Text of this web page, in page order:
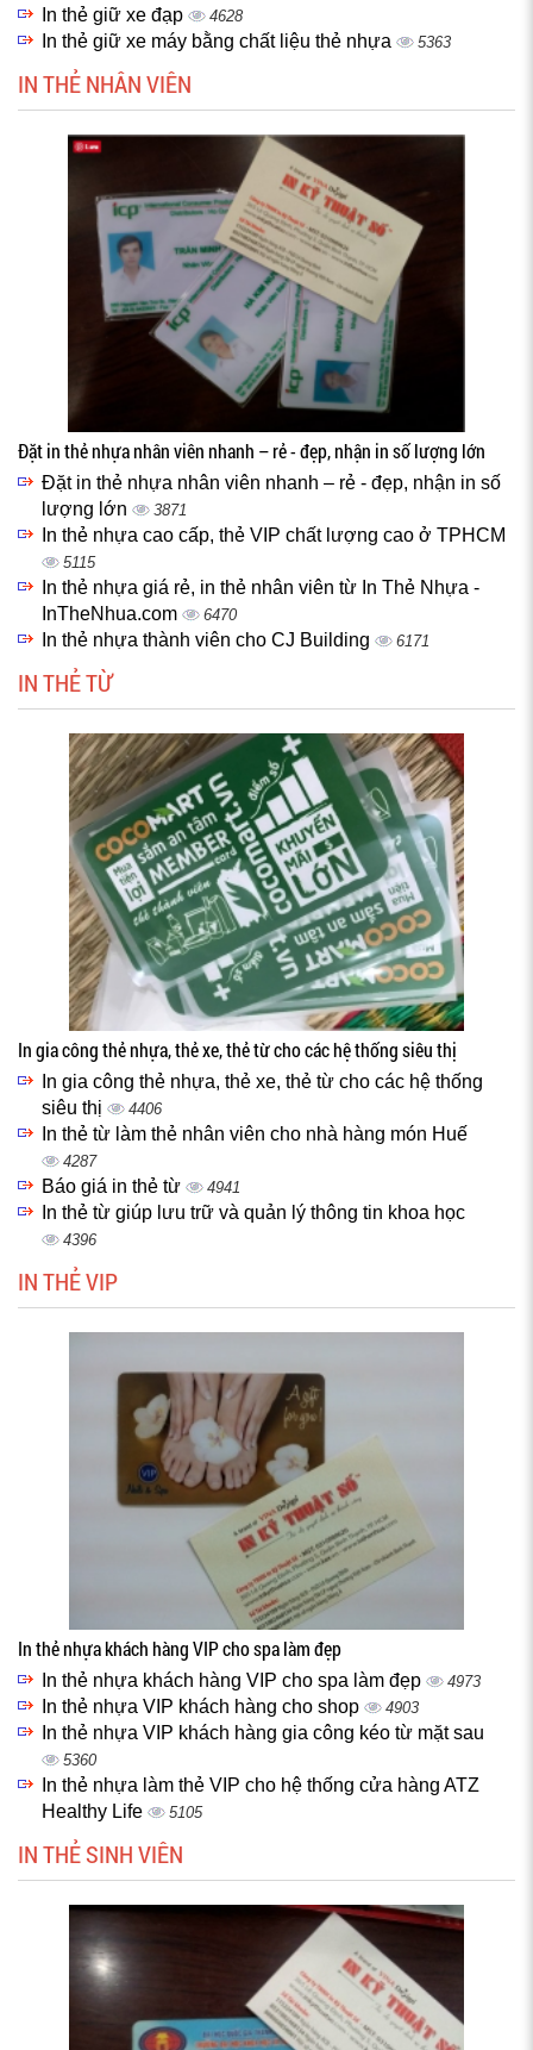
In thẻ giữ xe đạp 4628
In thẻ giữ xe máy bằng chất liệu thẻ nhựa 5363
IN THẺ NHÂN VIÊN
Đặt in thẻ nhựa nhân viên nhanh – rẻ - đẹp, nhận in số lượng lớn
Đặt in thẻ nhựa nhân viên nhanh – rẻ - đẹp, nhận in số
lượng lớn
3871
In thẻ nhựa cao cấp, thẻ VIP chất lượng cao ở TPHCM
5115
In thẻ nhựa giá rẻ, in thẻ nhân viên từ In Thẻ Nhựa -
InTheNhua.com
6470
In thẻ nhựa thành viên cho CJ Building 6171
IN THẺ TỪ
In gia công thẻ nhựa, thẻ xe, thẻ từ cho các hệ thống siêu thị
In gia công thẻ nhựa, thẻ xe, thẻ từ cho các hệ thống
siêu thị
4406
In thẻ từ làm thẻ nhân viên cho nhà hàng món Huế
4287
Báo giá in thẻ từ 4941
In thẻ từ giúp lưu trữ và quản lý thông tin khoa học
4396
IN THẺ VIP
In thẻ nhựa khách hàng VIP cho spa làm đẹp
In thẻ nhựa khách hàng VIP cho spa làm đẹp 4973
In thẻ nhựa VIP khách hàng cho shop 4903
In thẻ nhựa VIP khách hàng gia công kéo từ mặt sau
5360
In thẻ nhựa làm thẻ VIP cho hệ thống cửa hàng ATZ
Healthy Life
5105
IN THẺ SINH VIÊN